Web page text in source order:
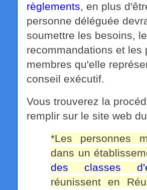
règlements, en plus
personne déléguée
soumettre les besoins,
recommandations et les
membres qu'elle
conseil exécutif.
Vous trouverez la
remplir sur le site web
*Les personnes
dans un
des classes
réunissent en